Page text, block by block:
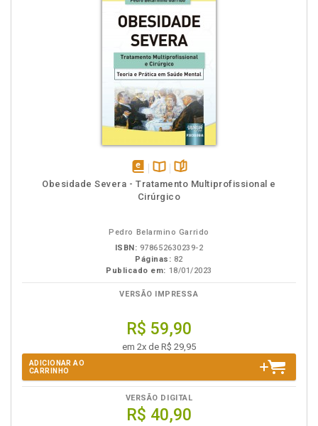
disponível
em
Disponível
na
páginas
Obesidade Severa - Tratamento Multiprofissional e
Cirúrgico
Pedro Belarmino Garrido
ISBN: 978652630239-2
Páginas: 82
Publicado em: 18/01/2023
VERSÃO IMPRESSA
R$ 59,90
em 2x de R$ 29,95
ADICIONAR AO
CARRINHO
VERSÃO DIGITAL
R$ 40,90